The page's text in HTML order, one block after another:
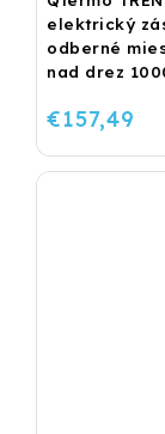
elektrický
odberné
nad drez
€157,49